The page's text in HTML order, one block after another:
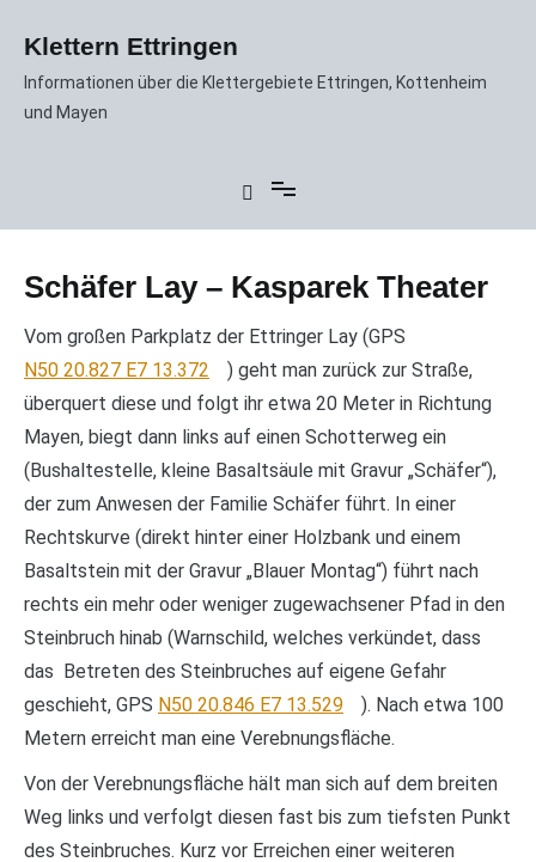
Inhalt
springen
Klettern Ettringen
Informationen über die Klettergebiete Ettringen, Kottenheim
und Mayen
Schäfer Lay – Kasparek Theater
Vom großen Parkplatz der Ettringer Lay (GPS
N50 20.827 E7 13.372
) geht man zurück zur Straße,
überquert diese und folgt ihr etwa 20 Meter in Richtung
Mayen, biegt dann links auf einen Schotterweg ein
(Bushaltestelle, kleine Basaltsäule mit Gravur „Schäfer“),
der zum Anwesen der Familie Schäfer führt. In einer
Rechtskurve (direkt hinter einer Holzbank und einem
Basaltstein mit der Gravur „Blauer Montag“) führt nach
rechts ein mehr oder weniger zugewachsener Pfad in den
Steinbruch hinab (Warnschild, welches verkündet, dass
das Betreten des Steinbruches auf eigene Gefahr
geschieht, GPS N50 20.846 E7 13.529
). Nach etwa 100
Metern erreicht man eine Verebnungsfläche.
Von der Verebnungsfläche hält man sich auf dem breiten
Weg links und verfolgt diesen fast bis zum tiefsten Punkt
des Steinbruches. Kurz vor Erreichen einer weiteren